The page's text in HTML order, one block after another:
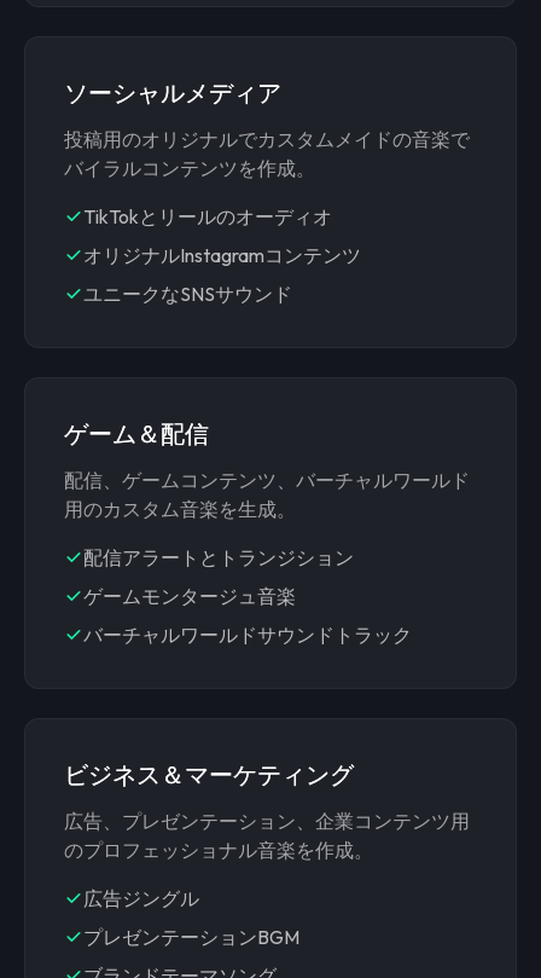
ソーシャルメディア
投稿用のオリジナルでカスタムメイドの音楽で
バイラルコンテンツを作成。
TikTokとリールのオーディオ
オリジナルInstagramコンテンツ
ユニークなSNSサウンド
ゲーム＆配信
配信、ゲームコンテンツ、バーチャルワールド
用のカスタム音楽を生成。
配信アラートとトランジション
ゲームモンタージュ音楽
バーチャルワールドサウンドトラック
ビジネス＆マーケティング
広告、プレゼンテーション、企業コンテンツ用
のプロフェッショナル音楽を作成。
広告ジングル
プレゼンテーションBGM